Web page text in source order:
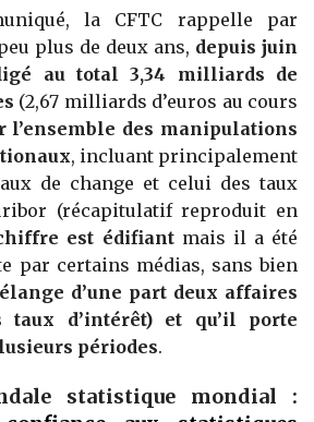
la CFTC rappelle par
plus de deux ans, depuis juin
au total 3,34 milliards de
(2,67 milliards d’euros au cours
l’ensemble des manipulations
, incluant principalement
de change et celui des taux
(récapitulatif reproduit en
est édifiant mais il a été
par certains médias, sans bien
d’une part deux affaires
d’intérêt) et qu’il porte
périodes.
statistique mondial :